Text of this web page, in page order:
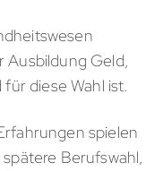
Ausbildung Geld,
diese Wahl ist.
spielen
Berufswahl,